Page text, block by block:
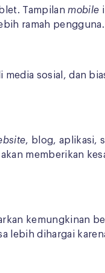
Tampilanmobile
ramah pengguna.
media sosial, dan
, blog, aplikasi,
memberikan
kemungkinan
lebih dihargai